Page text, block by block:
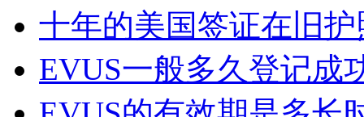
十年的美国签证在旧
EVUS一般多久登记成